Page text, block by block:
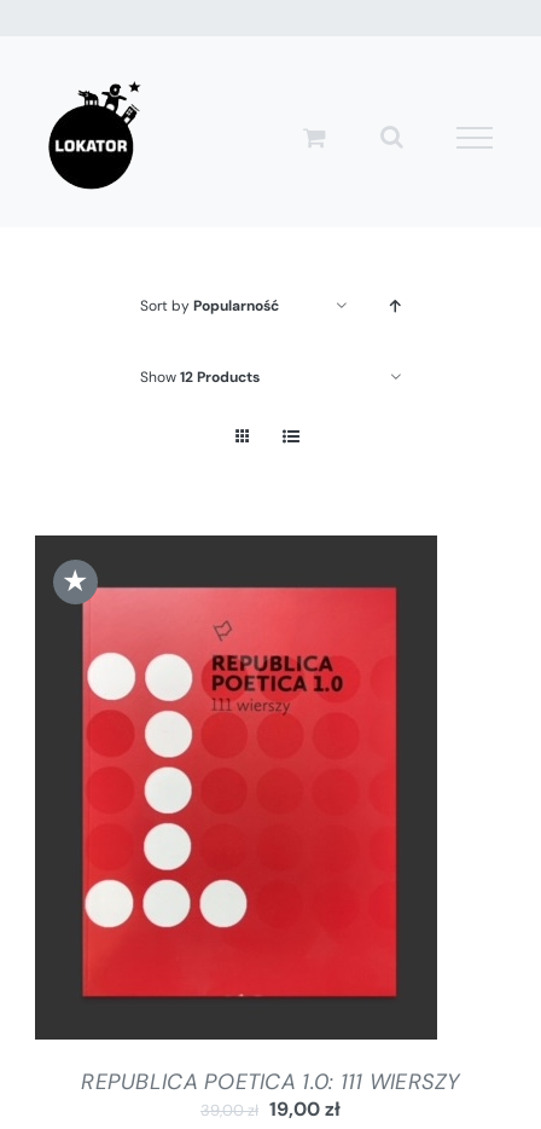
zawartości
Sort byPopularność
Show12 Products
★
DODAJ DO KOSZYKA
REPUBLICA POETICA 1.0: 111 WIERSZY
39,00zł 19,00zł